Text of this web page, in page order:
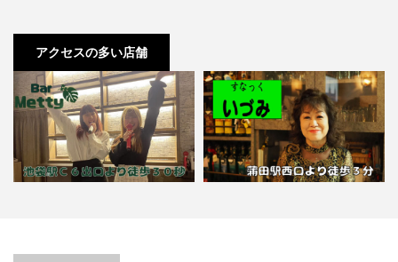
アクセスの多い店舗
【池袋】カラオケバー Metty【喫